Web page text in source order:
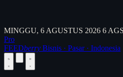
MINGGU, 6 AGUSTUS 2026 6
Pro
FEEDberry Bisnis · Pasar · Indonesia